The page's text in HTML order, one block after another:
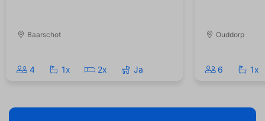
Baarschot
4 1x 2x Ja
Ouddorp
6 1x